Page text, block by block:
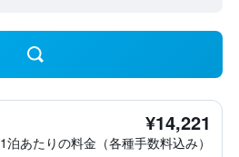
¥14,221
1泊あたりの料金（各種手数料込み）